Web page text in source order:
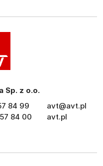
Sp. z o.o.
84 99
84 00
avt@avt.pl
avt.pl